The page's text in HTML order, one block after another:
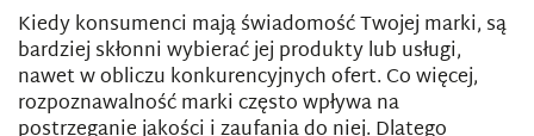
Kiedy konsumenci mają świadomość Twojej marki, są
bardziej skłonni wybierać jej produkty lub usługi,
nawet w obliczu konkurencyjnych ofert. Co więcej,
rozpoznawalność marki często wpływa na